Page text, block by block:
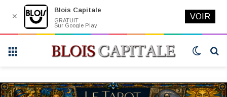
Switch
✕
Blois Capitale
GRATUIT
Sur Google Play
VOIR